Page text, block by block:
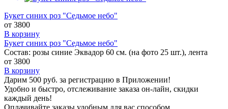
Букет синих роз "Седьмое небо"
от 3800
В корзину
Букет синих роз "Седьмое небо"
Состав: розы синие Эквадор 60 см. (на фото 25 шт.), лента
от 3800
В корзину
Дарим 500 руб. за регистрацию в Приложении!
Удобно и быстро, отслеживание заказа он-лайн, скидки
каждый день!
Оплачивайте заказы удобным для вас способом